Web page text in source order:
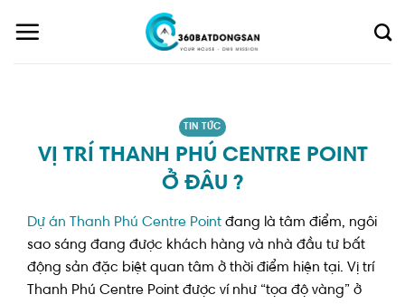
TIN TỨC
VỊ TRÍ THANH PHÚ CENTRE POINT
Ở ĐÂU ?
Dự án Thanh Phú Centre Point đang là tâm điểm, ngôi
sao sáng đang được khách hàng và nhà đầu tư bất
động sản đặc biệt quan tâm ở thời điểm hiện tại. Vị trí
Thanh Phú Centre Point được ví như “tọa độ vàng” ở